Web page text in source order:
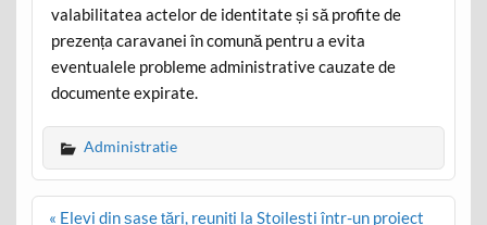
valabilitatea actelor de identitate și să profite de
prezența caravanei în comună pentru a evita
eventualele probleme administrative cauzate de
documente expirate.
Administratie
Post
« Elevi din șase țări, reuniți la Stoilești într-un proiect